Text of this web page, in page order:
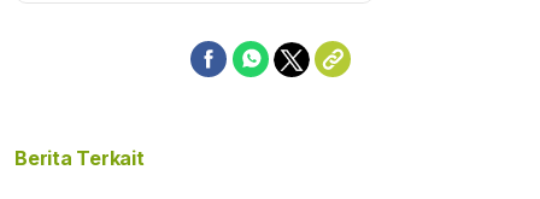
Berita Terkait